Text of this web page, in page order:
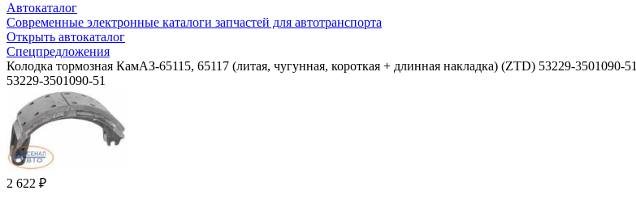
Автокаталог
Современные электронные каталоги запчастей для автотранспорта
Открыть автокаталог
Спецпредложения
Колодка тормозная КамАЗ-65115, 65117 (литая, чугунная, короткая + длинная накладка) (ZTD) 53229-3501090-51
53229-3501090-51
2 622 ₽